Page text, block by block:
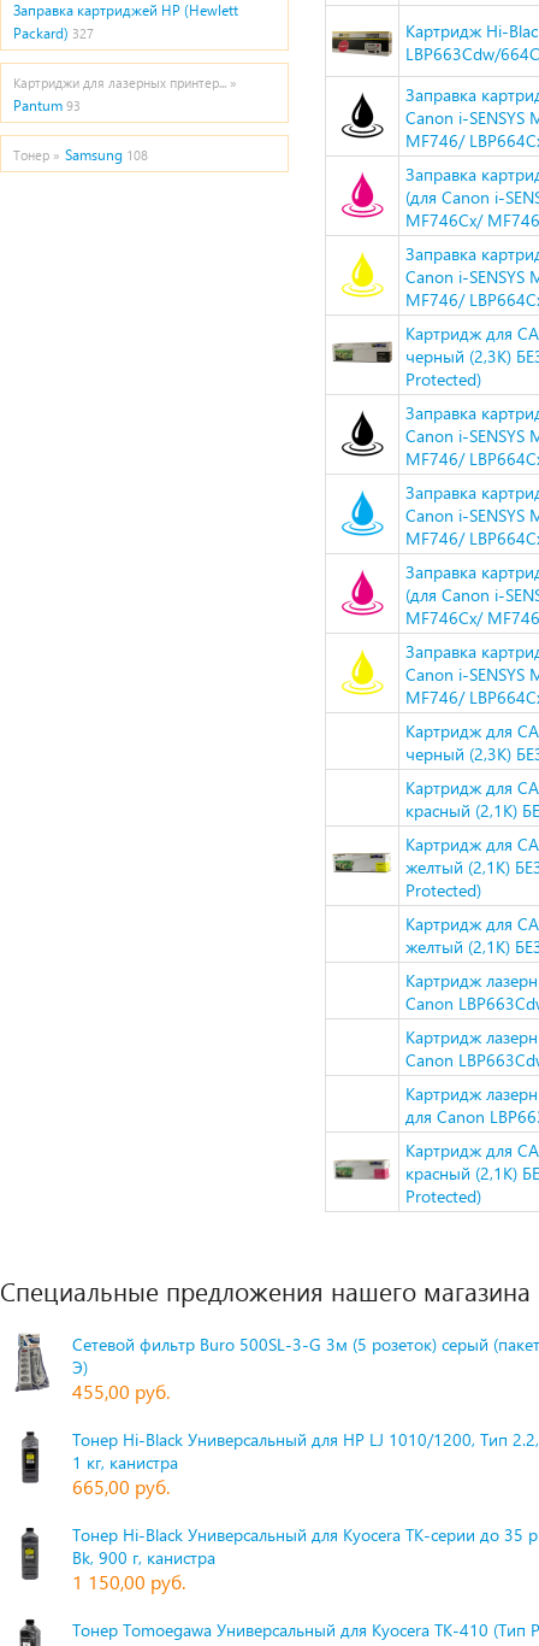
Заправка картриджей HP (Hewlett
Packard) 327
Картриджи для лазерных принтер... »
Pantum 93
Тонер » Samsung 108
Картридж Hi-
LBP663Cdw/
Заправка
Canon i-
MF746/
Заправка
(для Canon i-
MF746Cx/
Заправка
Canon i-
MF746/
Картридж для
черный (2,3K)
Protected)
Заправка
Canon i-
MF746/
Заправка
Canon i-
MF746/
Заправка
(для Canon i-
MF746Cx/
Заправка
Canon i-
MF746/
Картридж для
черный (2,3K)
Картридж для
красный (2,1K)
Картридж для
желтый (2,1K)
Protected)
Картридж для
желтый (2,1K)
Картридж
Canon
Картридж
Canon
Картридж
для Canon
Картридж для
красный (2,1K)
Protected)
Специальные предложения нашего магазина
Сетевой фильтр Buro 500SL-3-G 3м (5 розеток) серый
Э)
455,00 руб.
Тонер Hi-Black Универсальный для HP LJ 1010/1200, Тип
1 кг, канистра
665,00 руб.
Тонер Hi-Black Универсальный для Kyocera TK-серии до 35
Bk, 900 г, канистра
1 150,00 руб.
Тонер Tomoegawa Универсальный для Kyocera TK-410 (Тип